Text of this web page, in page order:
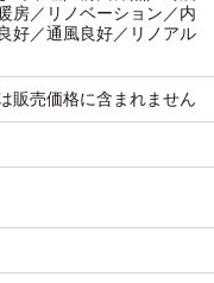
房／リノベーション／内
好／通風良好／リノアル
販売価格に含まれません